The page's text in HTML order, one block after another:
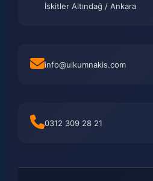
İskitler Altındağ / Ankara
info@ulkumnakis.com
0312 309 28 21